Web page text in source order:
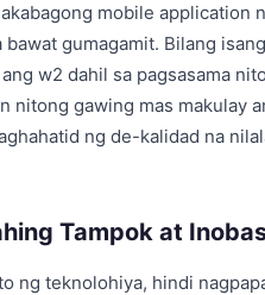
mobile application
bawat gumagamit. Bilang
w2 dahil sa pagsasama
nitong gawing mas makulay
ng de-kalidad na
Tampok at
ng teknolohiya, hindi